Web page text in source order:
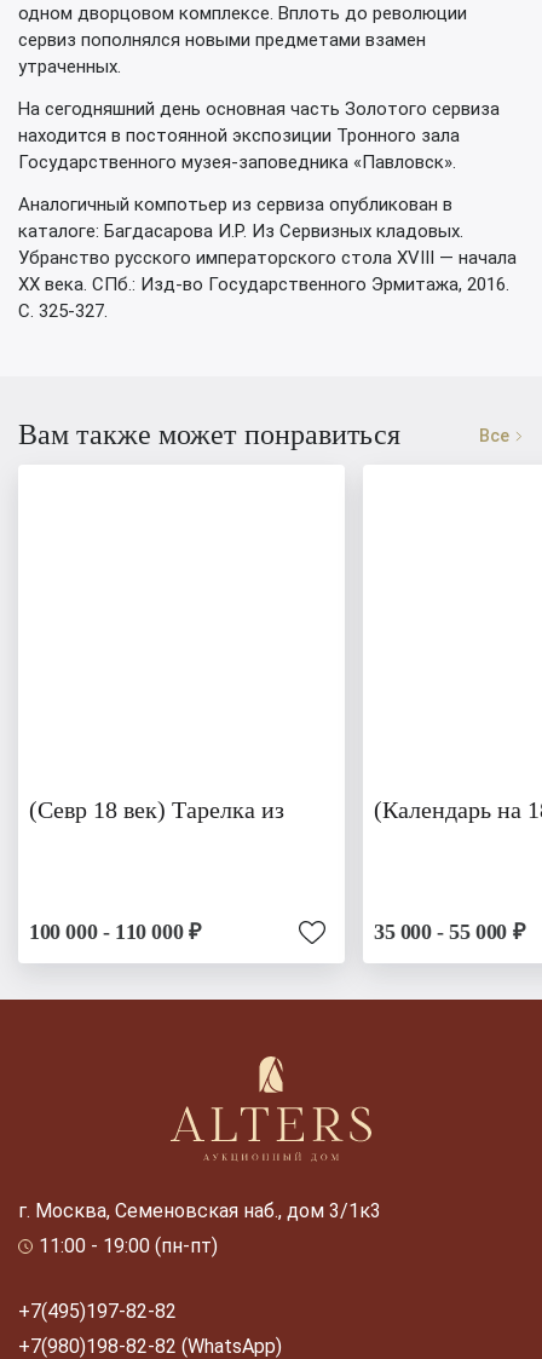
одном дворцовом комплексе. Вплоть до революции
сервиз пополнялся новыми предметами взамен
утраченных.
На сегодняшний день основная часть Золотого сервиза
находится в постоянной экспозиции Тронного зала
Государственного музея-заповедника «Павловск».
Аналогичный компотьер из сервиза опубликован в
каталоге: Багдасарова И.Р. Из Сервизных кладовых.
Убранство русского императорского стола XVIII — начала
XX века. СПб.: Изд-во Государственного Эрмитажа, 2016.
С. 325-327.
Вам также может понравиться Все
(Севр 18 век) Тарелка из
100 000 - 110 000 ₽
(Календарь на
35 000 - 55 000 ₽
г. Москва, Семеновская наб., дом 3/1к3
11:00 - 19:00 (пн-пт)
+7(495)197-82-82
+7(980)198-82-82 (WhatsApp)